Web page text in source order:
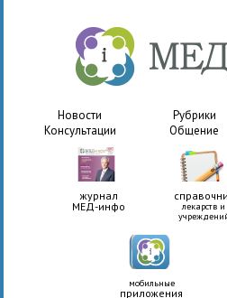
Новости Рубрики
Консультации
Общение
журнал
МЕД-инфо
лекарств и
мобильные
приложения